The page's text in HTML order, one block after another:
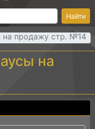
Найти
на продажу стр. №14
на